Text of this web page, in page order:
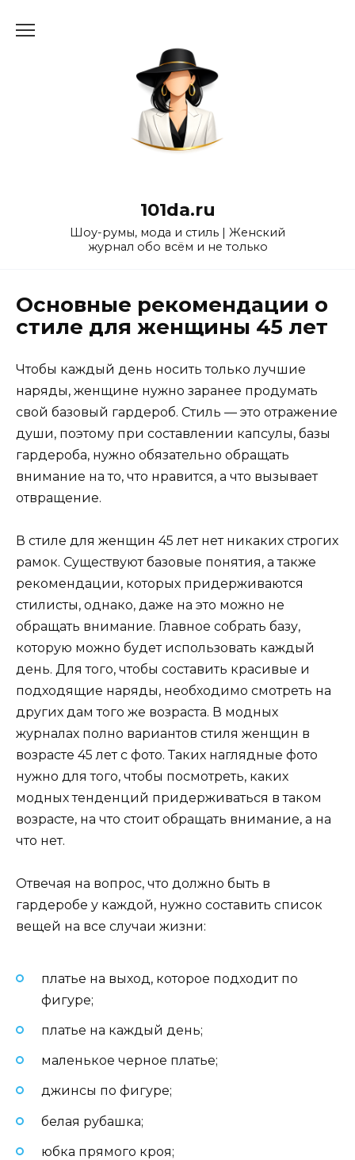
101da.ru
Шоу-румы, мода и стиль | Женский
журнал обо всём и не только
Основные рекомендации о
стиле для женщины 45 лет
Чтобы каждый день носить только лучшие
наряды, женщине нужно заранее продумать
свой базовый гардероб. Стиль — это отражение
души, поэтому при составлении капсулы, базы
гардероба, нужно обязательно обращать
внимание на то, что нравится, а что вызывает
отвращение.
В стиле для женщин 45 лет нет никаких строгих
рамок. Существуют базовые понятия, а также
рекомендации, которых придерживаются
стилисты, однако, даже на это можно не
обращать внимание. Главное собрать базу,
которую можно будет использовать каждый
день. Для того, чтобы составить красивые и
подходящие наряды, необходимо смотреть на
других дам того же возраста. В модных
журналах полно вариантов стиля женщин в
возрасте 45 лет с фото. Таких наглядные фото
нужно для того, чтобы посмотреть, каких
модных тенденций придерживаться в таком
возрасте, на что стоит обращать внимание, а на
что нет.
Отвечая на вопрос, что должно быть в
гардеробе у каждой, нужно составить список
вещей на все случаи жизни:
платье на выход, которое подходит по
фигуре;
платье на каждый день;
маленькое черное платье;
джинсы по фигуре;
белая рубашка;
юбка прямого кроя;